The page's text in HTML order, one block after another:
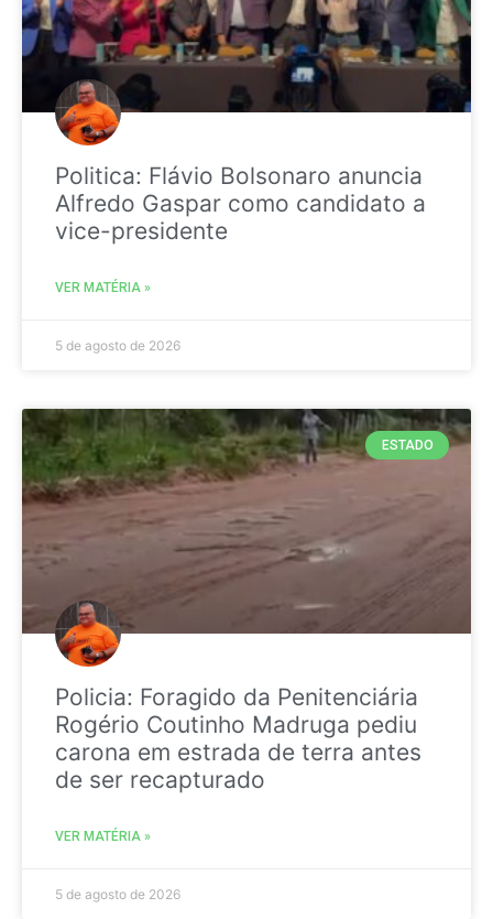
Politica: Flávio Bolsonaro anuncia
Alfredo Gaspar como candidato a
vice-presidente
VER MATÉRIA »
5 de agosto de 2026
ESTADO
Policia: Foragido da Penitenciária
Rogério Coutinho Madruga pediu
carona em estrada de terra antes
de ser recapturado
VER MATÉRIA »
5 de agosto de 2026